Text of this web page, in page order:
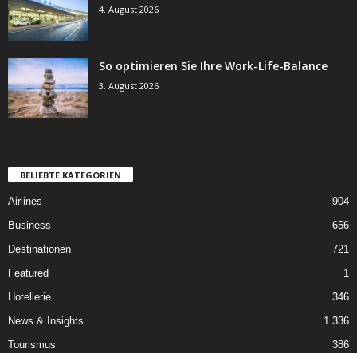
4. August 2026
So optimieren Sie Ihre Work-Life-Balance
3. August 2026
BELIEBTE KATEGORIEN
Airlines
904
Business
656
Destinationen
721
Featured
1
Hotellerie
346
News & Insights
1.336
Tourismus
386